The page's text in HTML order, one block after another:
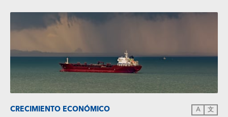
CRECIMIENTO ECONÓMICO A 文